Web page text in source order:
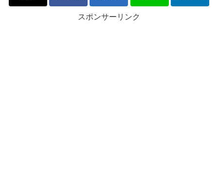
スポンサーリンク